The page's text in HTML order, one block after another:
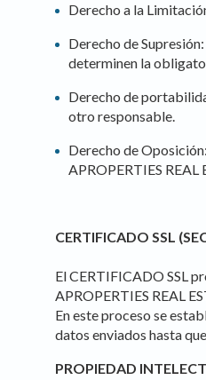
Derecho a la
Derecho de
determinen la
Derecho de
otro responsable.
Derecho de
APROPERTIES REAL
CERTIFICADO SSL
El CERTIFICADO SSL
APROPERTIES REAL
En este proceso se
datos enviados hasta
PROPIEDAD